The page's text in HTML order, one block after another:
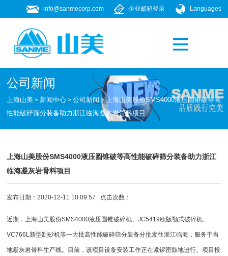
Languages
企业邮箱登录
info@sanmecorp.com
公司新闻
上海山美 > 新闻中心 >公司新闻 >上海山美股份SMS4000液压圆锥破等高
性能破碎筛分装备助力浙江临海凝灰岩骨料项目
上海山美股份SMS4000液压圆锥破等高性能破碎筛分装备助力浙江
临海凝灰岩骨料项目
发布日期：2020-12-11 10:09:57 点击次数：
近期， 上海山美股份SMS4000液压圆锥破碎机 、JC5419欧版颚式破碎机
VC766L新型制砂机等一大批高性能破碎筛分装备分批发往浙江临海，服务于当
地凝灰岩骨料生产线。目前，该项目设备安装工作正在紧锣密鼓地进行。项目投